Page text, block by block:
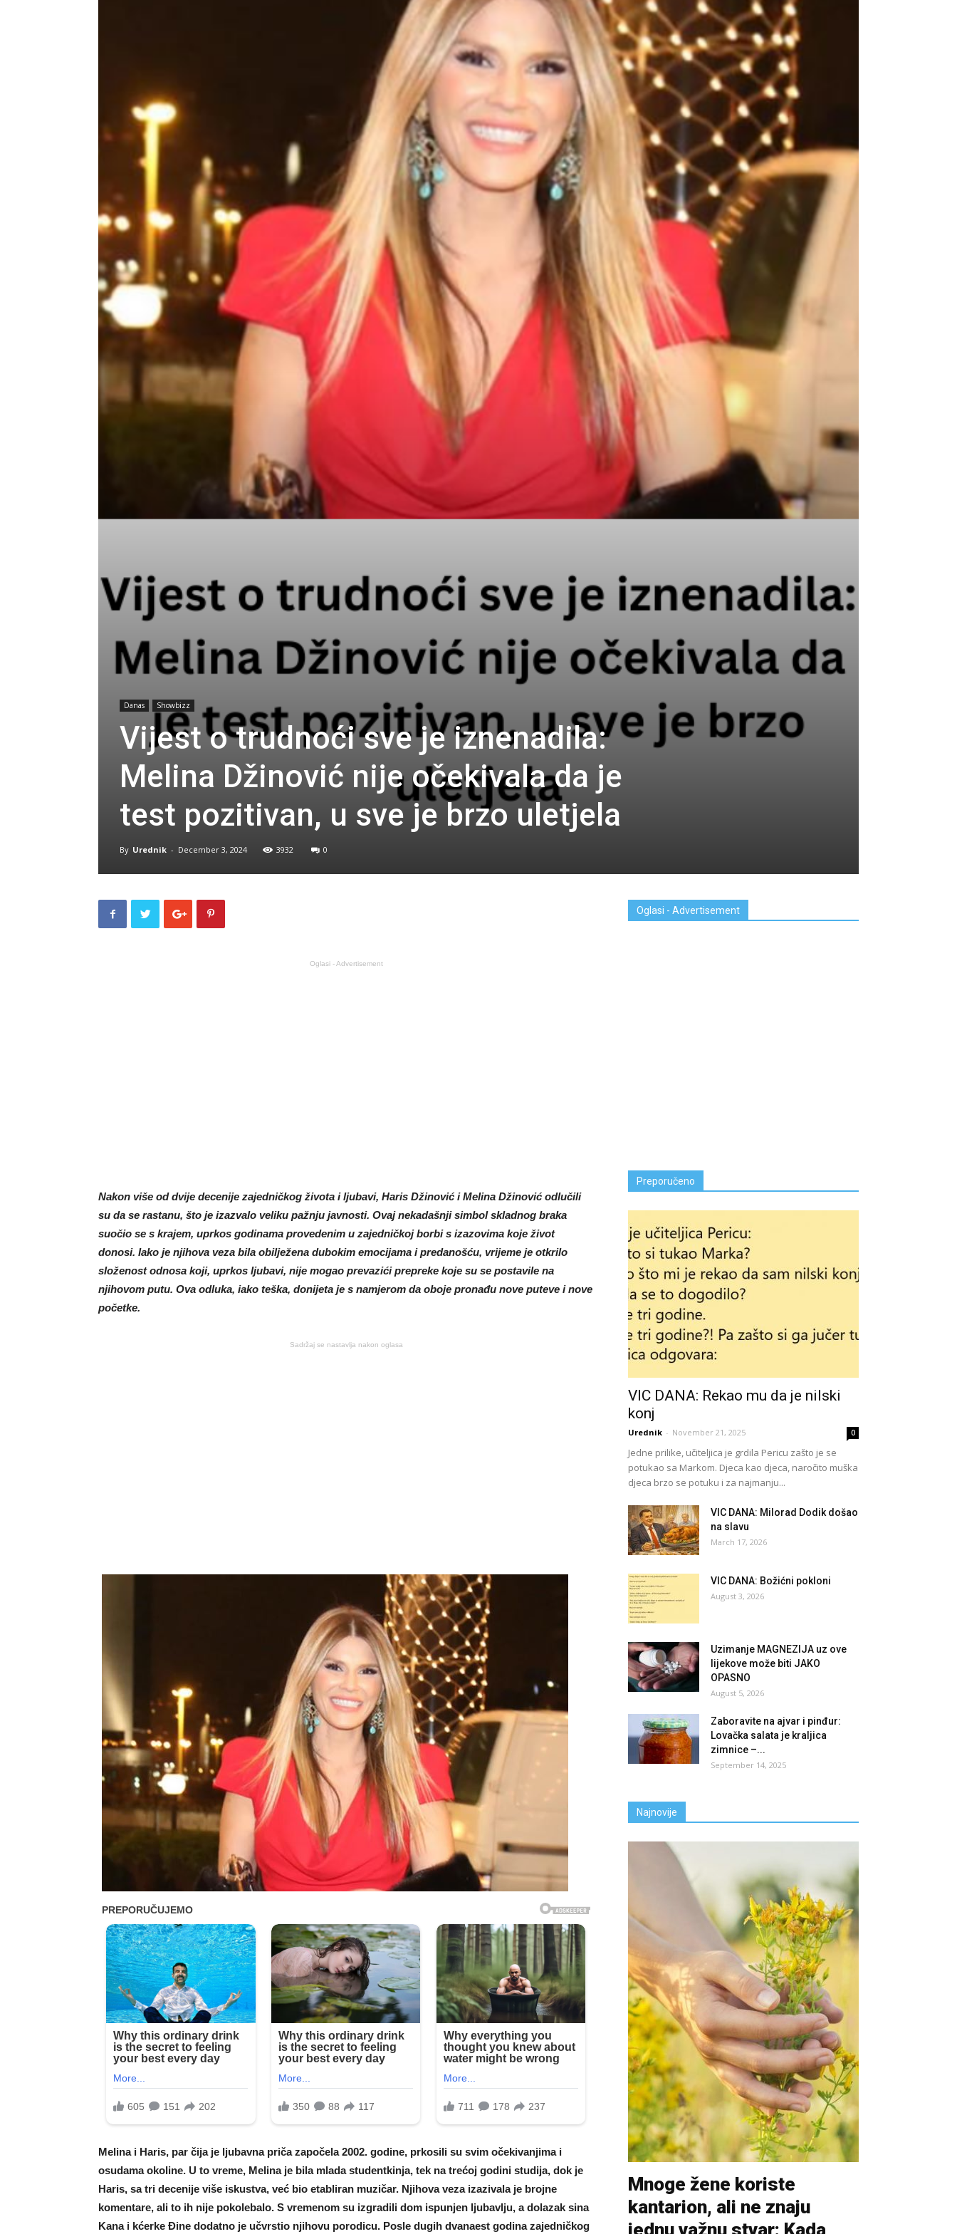
Danas Showbizz
Vijest o trudnoći sve je iznenadila:
Melina Džinović nije očekivala da je
test pozitivan, u sve je brzo uletjela
By Urednik - December 3, 2024 3932 0
Oglasi - Advertisement
Nakon više od dvije decenije zajedničkog života i ljubavi, Haris Džinović i Melina Džinović odlučili
su da se rastanu, što je izazvalo veliku pažnju javnosti. Ovaj nekadašnji simbol skladnog braka
suočio se s krajem, uprkos godinama provedenim u zajedničkoj borbi s izazovima koje život
donosi. Iako je njihova veza bila obilježena dubokim emocijama i predanošću, vrijeme je otkrilo
složenost odnosa koji, uprkos ljubavi, nije mogao prevazići prepreke koje su se postavile na
njihovom putu. Ova odluka, iako teška, donijeta je s namjerom da oboje pronađu nove puteve i nove
početke.
Sadržaj se nastavlja nakon oglasa
Melina i Haris, par čija je ljubavna priča započela 2002. godine, prkosili su svim očekivanjima i
osudama okoline. U to vreme, Melina je bila mlada studentkinja, tek na trećoj godini studija, dok je
Haris, sa tri decenije više iskustva, već bio etabliran muzičar. Njihova veza izazivala je brojne
komentare, ali to ih nije pokolebalo. S vremenom su izgradili dom ispunjen ljubavlju, a dolazak sina
Kana i kćerke Đine dodatno je učvrstio njihovu porodicu. Posle dugih dvanaest godina zajedničkog
Oglasi - Advertisement
Preporučeno
VIC DANA: Rekao mu da je nilski
konj
Urednik - November 21, 2025 0
Jedne prilike, učiteljica je grdila Pericu zašto je se
potukao sa Markom. Djeca kao djeca, naročito muška
djeca brzo se potuku i za najmanju...
VIC DANA: Milorad Dodik došao
na slavu
March 17, 2026
VIC DANA: Božićni pokloni
August 3, 2026
Uzimanje MAGNEZIJA uz ove
lijekove može biti JAKO
OPASNO
August 5, 2026
Zaboravite na ajvar i pinđur:
Lovačka salata je kraljica
zimnice –...
September 14, 2025
Najnovije
Mnoge žene koriste
kantarion, ali ne znaju
jednu važnu stvar: Kada